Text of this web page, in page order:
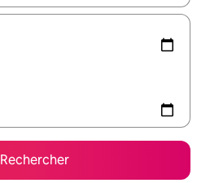
Rechercher